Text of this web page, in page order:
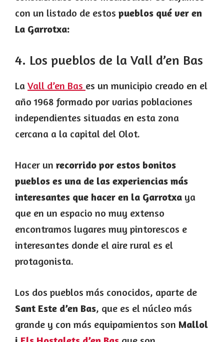
con un listado de estos pueblos qué ver en
La Garrotxa:
4. Los pueblos de la Vall d’en Bas
La Vall d’en Bas es un municipio creado en el
año 1968 formado por varias poblaciones
independientes situadas en esta zona
cercana a la capital del Olot.
Hacer un recorrido por estos bonitos
pueblos es una de las experiencias más
interesantes que hacer en la Garrotxa ya
que en un espacio no muy extenso
encontramos lugares muy pintorescos e
interesantes donde el aire rural es el
protagonista.
Los dos pueblos más conocidos, aparte de
Sant Este d’en Bas, que es el núcleo más
grande y con más equipamientos son Mallol